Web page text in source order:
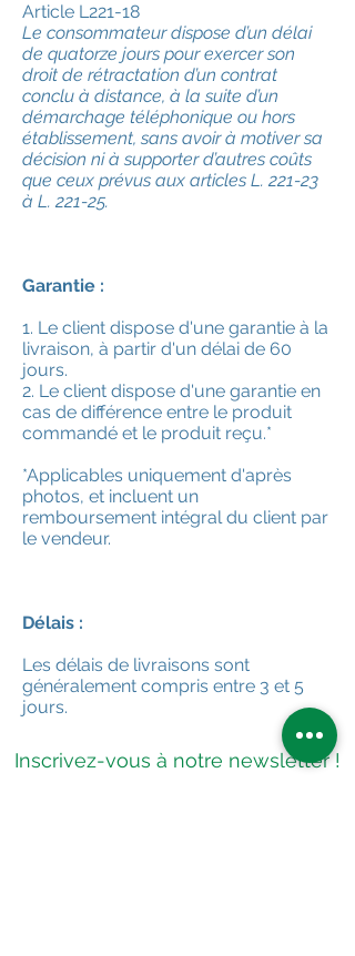
Article L221-18
Le consommateur dispose d’un délai
de quatorze jours pour exercer son
droit de rétractation d’un contrat
conclu à distance, à la suite d’un
démarchage téléphonique ou hors
établissement, sans avoir à motiver sa
décision ni à supporter d’autres coûts
que ceux prévus aux articles L. 221-23
à L. 221-25.
Garantie :
1. Le client dispose d'une garantie à la
livraison, à partir d'un délai de 60
jours.
2. Le client dispose d'une garantie en
cas de différence entre le produit
commandé et le produit reçu.*
*Applicables uniquement d'après
photos, et incluent un
remboursement intégral du client par
le vendeur.
Délais :
Les délais de livraisons sont
généralement compris entre 3 et 5
jours.
Inscrivez-vous à notre newsletter !